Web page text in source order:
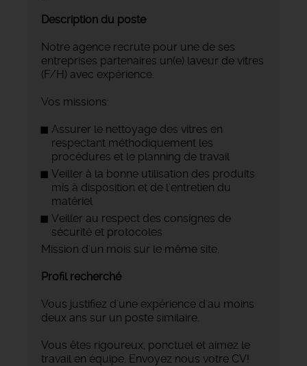
Description du poste
Notre agence recrute pour une de ses
entreprises partenaires un(e) laveur de vitres
(F/H) avec expérience.
Vos missions:
Assurer le nettoyage des vitres en
respectant méthodiquement les
procédures et le planning de travail
Veiller à la bonne utilisation des produits
mis à disposition et de l'entretien du
matériel
Veiller au respect des consignes de
sécurité et protocoles
Mission d'un mois sur le même site.
Profil recherché
Vous justifiez d'une expérience d'au moins
deux ans sur un poste similaire.
Vous êtes rigoureux, ponctuel et aimez le
travail en équipe. Envoyez nous votre CV!